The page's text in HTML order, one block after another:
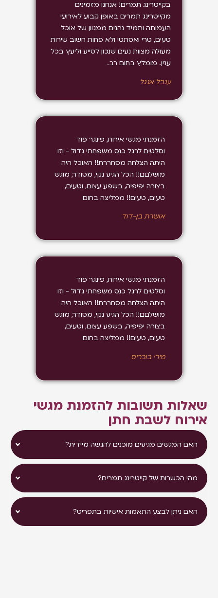
בקייטרינג תמרים! אנחנו מזמינים
מקייטרינג תמרים באופן קבוע לאירועי
העמותה ותמיד נהנים ממגוון של אוכל
טעים, טרי ואסתטי ולא פחות חשוב שירות
מעולה מצוות נעים שנכון לסייע וליעץ בכל
ענין. מומלץ בחום רב.
ענבל אנגל
הזמנתי מגשי אירוח, פינגר פוד
וסלטים לרגל כנס משפחתי גדול - וזו
היתה הצלחה מסחררת!! האוכל היה
מושלםם!! הכל הגיע נקי, מסודר, מוגש
בצורה יפיפיה, בשפע עצום, וטעים,
טעים, טעים!! ממליצה בחום
אושרת בן-דוד
הזמנתי מגשי אירוח, פינגר פוד
וסלטים לרגל כנס משפחתי גדול - וזו
היתה הצלחה מסחררת!! האוכל היה
מושלםם!! הכל הגיע נקי, מסודר, מוגש
בצורה יפיפיה, בשפע עצום, וטעים,
טעים, טעים!! ממליצה בחום
מירי בוכריס
שאלות תשובות להזמנת מגשי
אירוח לשבת חתן
האם המגשים מגיעים מוכנים להגשה מיידית?
מהי הכשרות של קייטרינג תמרים?
האם ניתן לבצע התאמות אישיות בתפריט?